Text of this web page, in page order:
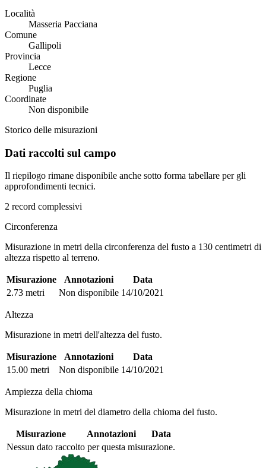
Località
Masseria Pacciana
Comune
Gallipoli
Provincia
Lecce
Regione
Puglia
Coordinate
Non disponibile
Storico delle misurazioni
Dati raccolti sul campo
Il riepilogo rimane disponibile anche sotto forma tabellare per gli
approfondimenti tecnici.
2 record complessivi
Circonferenza
Misurazione in metri della circonferenza del fusto a 130 centimetri di
altezza rispetto al terreno.
Misurazione Annotazioni
Data
2.73 metri
Non disponibile 14/10/2021
Altezza
Misurazione in metri dell'altezza del fusto.
Misurazione Annotazioni
Data
15.00 metri
Non disponibile 14/10/2021
Ampiezza della chioma
Misurazione in metri del diametro della chioma del fusto.
Misurazione Annotazioni
Data
Nessun dato raccolto per questa misurazione.